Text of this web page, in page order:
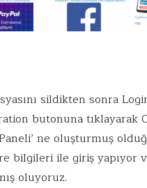
sildikten sonra
butonuna tıklayarak
ne oluşturmuş
bilgileri ile giriş yapıyor
oluyoruz.